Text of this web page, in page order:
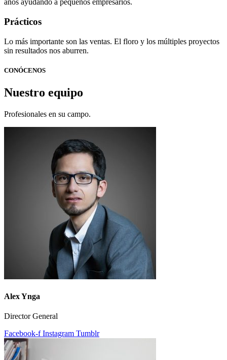
años ayudando a pequeños empresarios.
Prácticos
Lo más importante son las ventas. El floro y los múltiples proyectos
sin resultados nos aburren.
CONÓCENOS
Nuestro equipo
Profesionales en su campo.
Alex Ynga
Director General
Facebook-f Instagram Tumblr